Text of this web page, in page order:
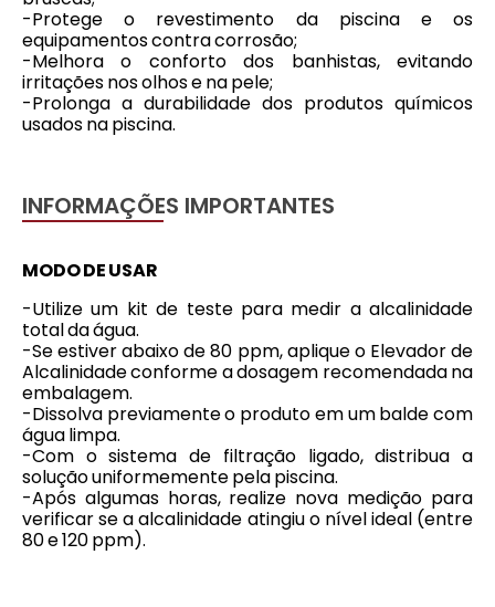
-Protege o revestimento da piscina e os
equipamentos contra corrosão;
-Melhora o conforto dos banhistas, evitando
irritações nos olhos e na pele;
-Prolonga a durabilidade dos produtos químicos
usados na piscina.
INFORMAÇÕES IMPORTANTES
MODO DE USAR
-Utilize um kit de teste para medir a alcalinidade
total da água.
-Se estiver abaixo de 80 ppm, aplique o Elevador de
Alcalinidade conforme a dosagem recomendada na
embalagem.
-Dissolva previamente o produto em um balde com
água limpa.
-Com o sistema de filtração ligado, distribua a
solução uniformemente pela piscina.
-Após algumas horas, realize nova medição para
verificar se a alcalinidade atingiu o nível ideal (entre
80 e 120 ppm).